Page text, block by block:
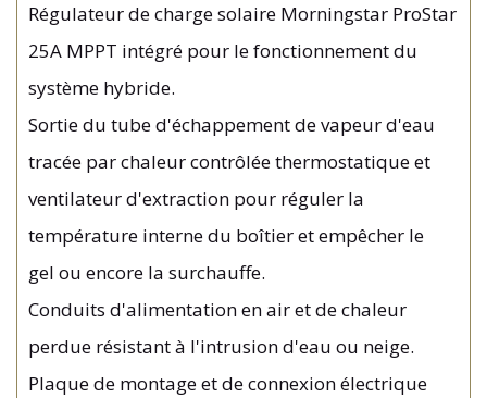
Régulateur de charge solaire Morningstar ProStar
25A MPPT intégré pour le fonctionnement du
système hybride.
Sortie du tube d'échappement de vapeur d'eau
tracée par chaleur contrôlée thermostatique et
ventilateur d'extraction pour réguler la
température interne du boîtier et empêcher le
gel ou encore la surchauffe.
Conduits d'alimentation en air et de chaleur
perdue résistant à l'intrusion d'eau ou neige.
Plaque de montage et de connexion électrique